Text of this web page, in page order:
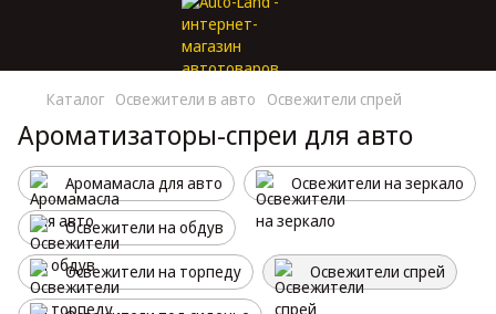
Каталог Освежители в авто Освежители спрей
Ароматизаторы-спреи для авто
Аромамасла для авто Освежители на зеркало
Освежители на обдув
Освежители на торпеду Освежители спрей